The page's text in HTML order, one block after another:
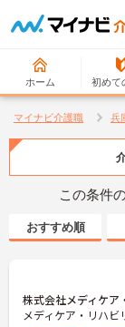
ホーム 初めて
マイナビ介護職 兵
この条件
おすすめ順
株式会社メディケア
メディケア・リハビ